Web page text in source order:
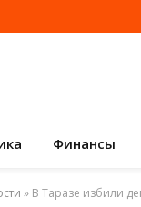
Финансы
» В Таразе избили